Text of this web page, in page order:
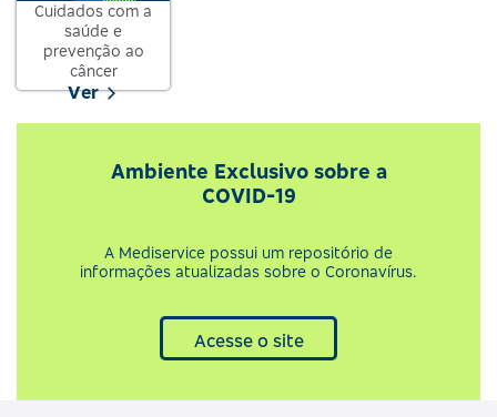
Cuidados com a
saúde e
prevenção ao
câncer
Ver
Ambiente Exclusivo sobre a
COVID-19
A Mediservice possui um repositório de
informações atualizadas sobre o Coronavírus.
Acesse o site